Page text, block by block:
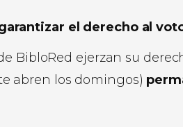
el derecho al
BibloRed ejerzan su
abren los domingos)